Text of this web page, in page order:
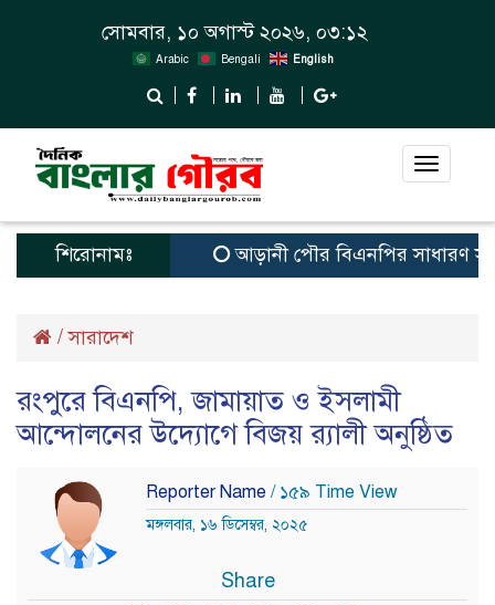
সোমবার, ১০ অগাস্ট ২০২৬, ০৩:১২
Arabic Bengali English
Toggle
শিরোনামঃ আড়ানী পৌর বিএনপির সাধারণ
/সারাদেশ
রংপুরে বিএনপি, জামায়াত ও ইসলামী
আন্দোলনের উদ্যোগে বিজয় র‌্যালী অনুষ্ঠিত
Reporter Name / ১৫৯ Time View
মঙ্গলবার, ১৬ ডিসেম্বর, ২০২৫
Share